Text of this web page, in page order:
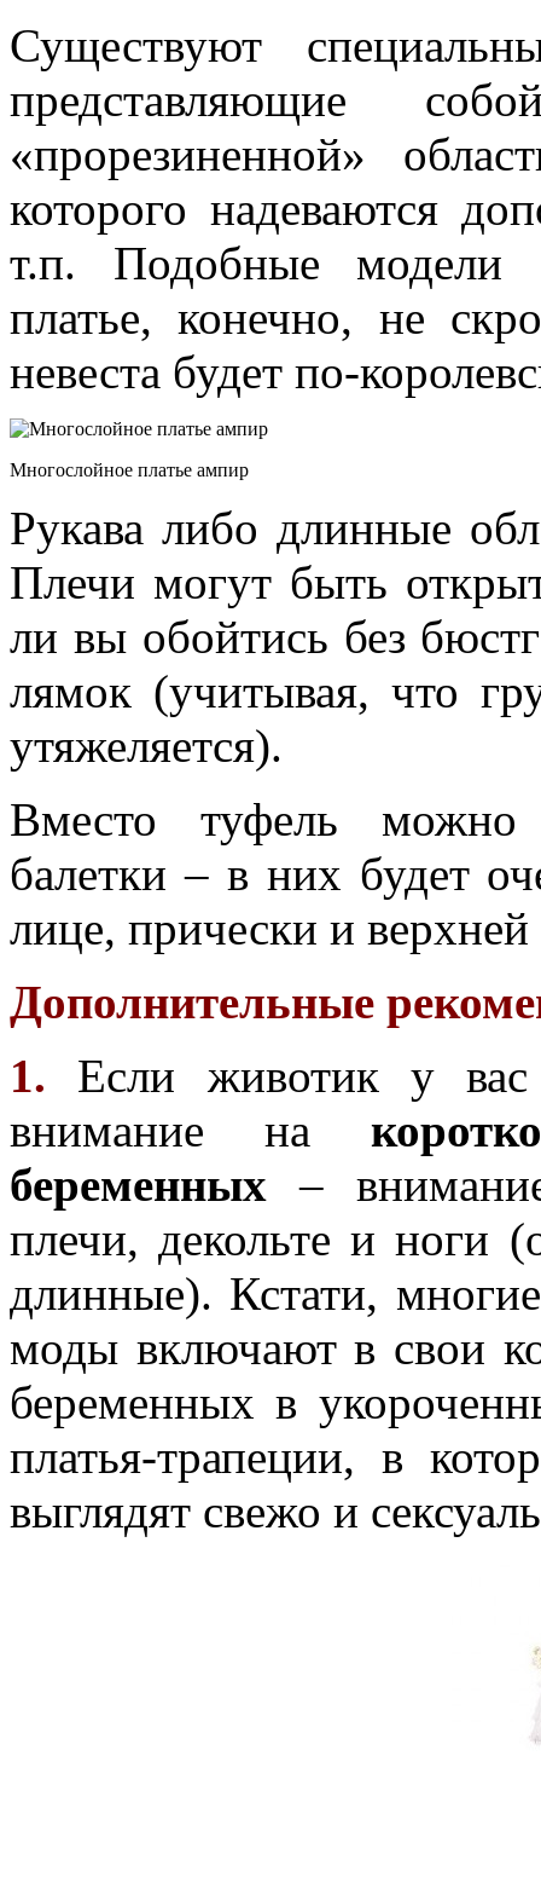
Существуют
представляющие
«прорезиненной»
которого надеваются
т.п. Подобные модели
платье, конечно, не
невеста будет по-
Многослойное платье ампир
Рукава либо длинные
Плечи могут быть
ли вы обойтись без
лямок (учитывая, что
утяжеляется).
Вместо туфель можно
балетки – в них будет
лице, прически и верхней
Дополнительные
1. Если животик у
внимание на
беременных –
плечи, декольте и ноги
длинные). Кстати,
моды включают в свои
беременных в
платья-трапеции, в
выглядят свежо и